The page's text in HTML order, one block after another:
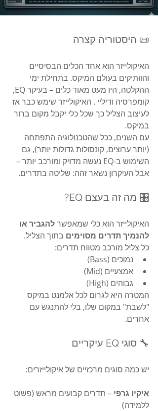
📜 היסטוריה קצרה
האיקולייזר הוא אחד הכלים הבסיסיים
והוותיקים בעולם המיקס. בתחילת ימי
ההקלטה, היו מעט מאוד כלים – בעיקר EQ,
קומפרסיה ודיליי . האיקולייזר שימש כבר אז
לעיצוב הצליל כך שכל כלי יקבל מקום ברור
במיקס.
עם השנים, ככל שהטכנולוגיה התפתחה
(יותר ערוצים, קונסולות גדולות יותר), גם
השימוש ב-EQ נעשה מדויק ומורכב יותר –
אבל העיקרון נשאר זהה: שליטה בתדרים.
🎛️ מה זה בעצם EQ?
האיקולייזר הוא כלי שמאפשר להגביר או
להנמיך תדרים מסוימים בתוך הצליל.
כל צליל מורכב מטווח תדרים:
נמוכים (Bass)
אמצעיים (Mid)
גבוהים (High)
המטרה היא לגרום לכל אלמנט במיקס
"לשבת" במקום שלו, בלי להתנגש עם
אחרים.
🔧 סוגי EQ עיקריים
יש כמה סוגים מרכזיים של איקולייזרים:
איקיו גרפי – תדרים קבועים מראש (פשוט
ללמידה)